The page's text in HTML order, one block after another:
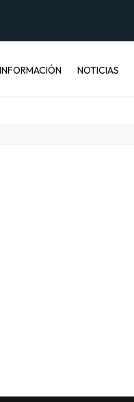
INFORMACIÓN NOTICIAS